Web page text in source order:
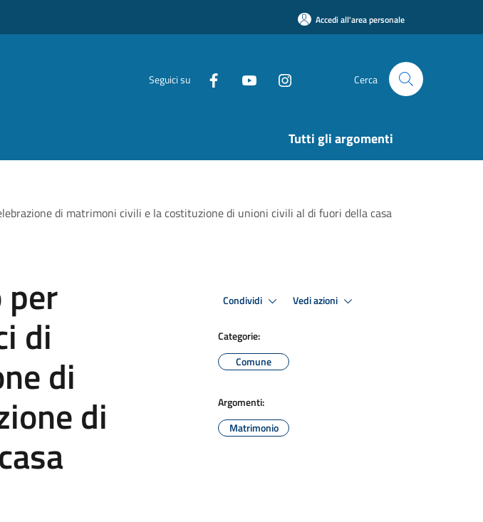
Accedi all'area personale
Seguici su Cerca
Tutti gli argomenti
di matrimoni civili e la costituzione di unioni civili al di fuori della casa
di
di
di
Condividi Vedi azioni
Categorie:
Comune
Argomenti:
Matrimonio